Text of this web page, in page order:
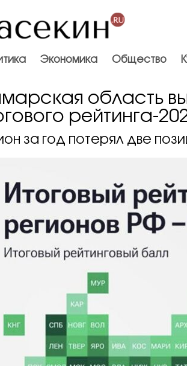
Экономика Общество
область
рейтинга-
за год потерял две